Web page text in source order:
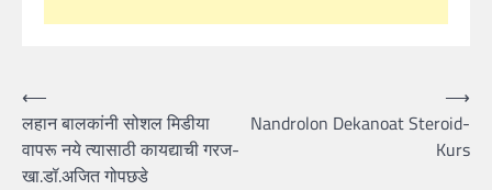
Post
navigation
⟵
लहान बालकांनी सोशल मिडीया
वापरू नये त्यासाठी कायद्याची गरज-
खा.डॉ.अजित गोपछडे
Nandrolon Dekanoat Steroid-
Kurs
⟶